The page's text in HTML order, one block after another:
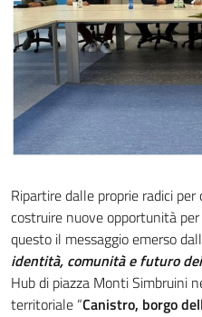
Ripartire dalle proprie radici
costruire nuove opportunità
questo il messaggio emerso
identità, comunità e futuro
Hub di piazza Monti Simbruini
territoriale “Canistro, borgo